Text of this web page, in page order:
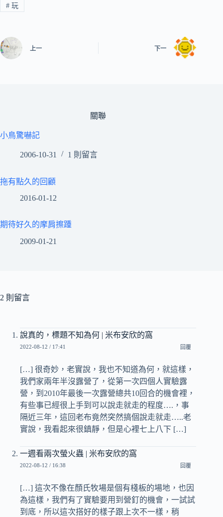
#玩
上一 下一
關聯
小鳥驚嚇記
2006-10-31 1 則留言
拖有點久的回顧
2016-01-12
期待好久的摩肩擦踵
2009-01-21
2 則留言
說真的，標題不知為何 | 米布安欣的窩
2022-08-12 / 17:41 回覆
[…] 很奇妙，老實說，我也不知道為何，就這樣，
我們家兩年半沒露營了，從第一次四個人實驗露
營，到2010年最後一次露營總共10回合的機會裡，
有些事已經很上手到可以說走就走的程度….，事
隔近三年，這回老布竟然突然搞個說走就走…..老
實說，我看起來很鎮靜，但是心裡七上八下 […]
一週看兩次螢火蟲 | 米布安欣的窩
2022-08-12 / 16:38 回覆
[…] 這次不像在顏氏牧場是個有棧板的場地，也因
為這樣，我們有了實驗要用到營釘的機會，一試試
到底，所以這次搭好的樣子跟上次不一樣，稍